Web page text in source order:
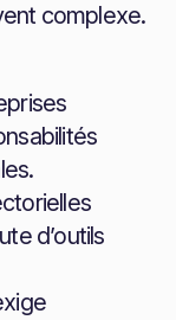
complexe.
d’outils